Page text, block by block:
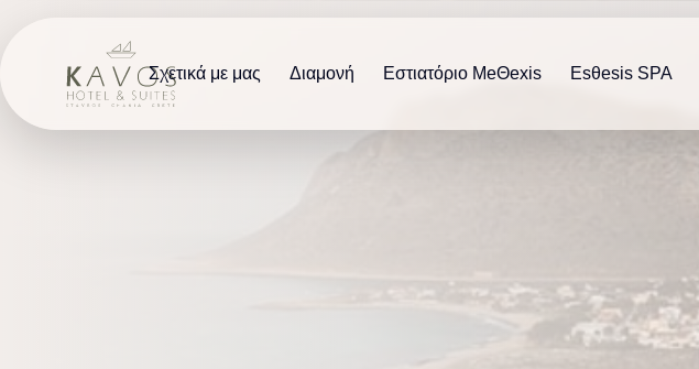
Σχετικά με μας Διαμονή Εστιατόριο MeΘexis Esθesis SPA